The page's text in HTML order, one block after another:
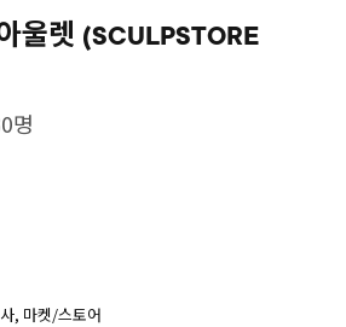
울렛 (SCULPSTORE
명
, 마켓/스토어